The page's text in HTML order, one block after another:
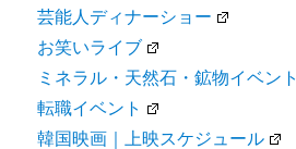
芸能人ディナーショー
お笑いライブ
ミネラル・天然石・鉱物イベント
転職イベント
韓国映画｜上映スケジュール